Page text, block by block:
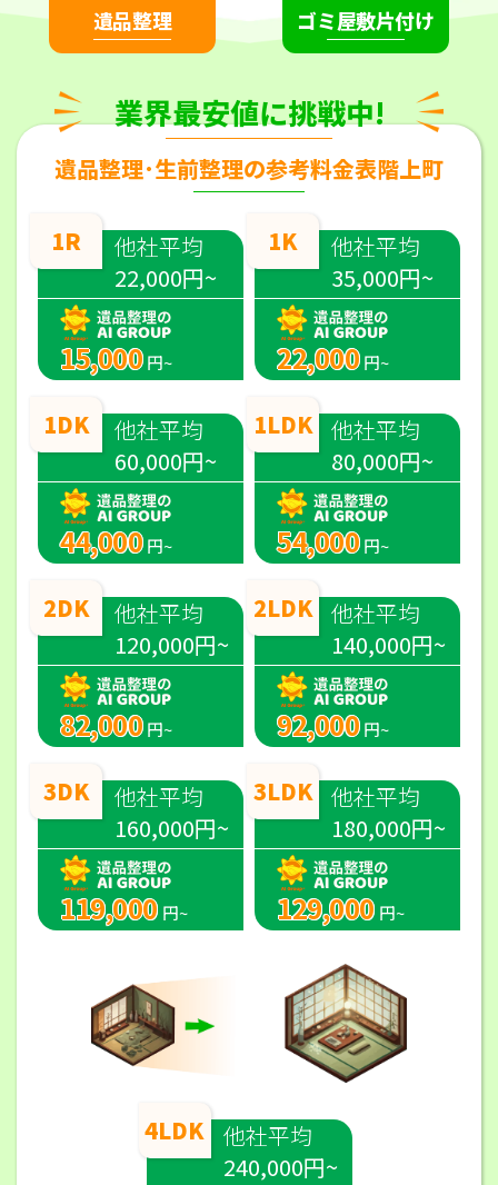
遺品整理 ゴミ屋敷片付け
業界最安値に挑戦中!
遺品整理･生前整理の参考料金表階上町
1R
他社平均
22,000円~
15,000 円~
1DK
他社平均
60,000円~
44,000 円~
2DK
他社平均
120,000円~
82,000 円~
3DK
他社平均
160,000円~
119,000 円~
4LDK 他社平均
240,000円~
1K
他社平均
35,000円~
22,000 円~
1LDK 他社平均
80,000円~
54,000 円~
2LDK 他社平均
140,000円~
92,000 円~
3LDK 他社平均
180,000円~
129,000 円~